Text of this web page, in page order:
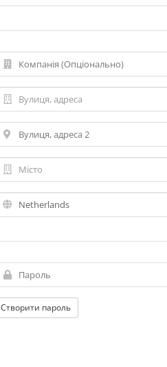
Створити пароль